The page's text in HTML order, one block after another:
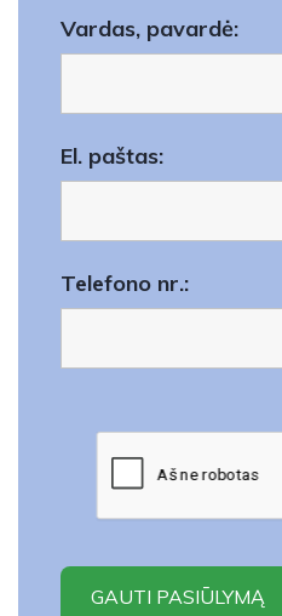
Vardas, pavardė:
El. paštas:
Telefono nr.: